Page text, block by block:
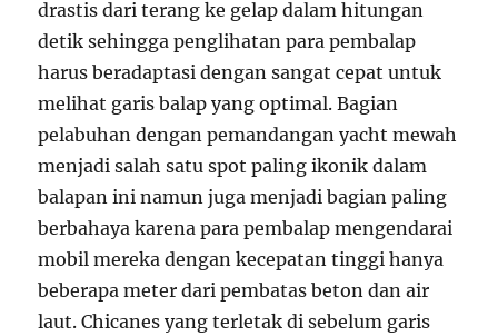
drastis dari terang ke gelap dalam hitungan
detik sehingga penglihatan para pembalap
harus beradaptasi dengan sangat cepat untuk
melihat garis balap yang optimal. Bagian
pelabuhan dengan pemandangan yacht mewah
menjadi salah satu spot paling ikonik dalam
balapan ini namun juga menjadi bagian paling
berbahaya karena para pembalap mengendarai
mobil mereka dengan kecepatan tinggi hanya
beberapa meter dari pembatas beton dan air
laut. Chicanes yang terletak di sebelum garis